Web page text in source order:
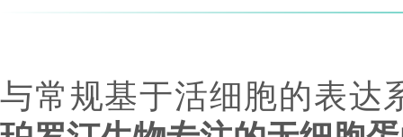
与常规基于活细胞的表达